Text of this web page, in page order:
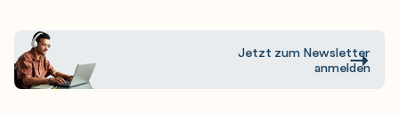
Campus Policing
Configure Class-Based Shaping
Configure Class-Based Shaping on Frame Relay
Jetzt zum Newsletter
anmelden